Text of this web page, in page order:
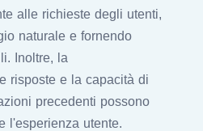
alle richieste degli utenti,
naturale e fornendo
Inoltre, la
risposte e la capacità di
precedenti possono
l'esperienza utente.